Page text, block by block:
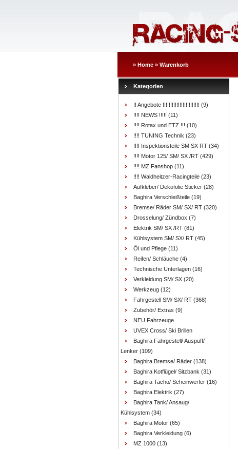
» Home » Warenkorb
Kategorien
!! Angebote !!!!!!!!!!!!!!!!!!!!!!!! (9)
!!!! NEWS !!!!! (11)
!!!! Rotax und ETZ !!! (10)
!!!! TUNING Technik (23)
!!!! Inspektionsteile SM SX RT (34)
!!!! Motor 125/ SM/ SX /RT (429)
!!!! MZ Fanshop (11)
!!!! Waldheitzer-Racingteile (23)
Aufkleber/ Dekofolie Sticker (28)
Baghira Verschleißteile (19)
Bremse/ Räder SM/ SX/ RT (320)
Drosselung/ Zündbox (7)
Elektrik SM/ SX /RT (81)
Kühlsystem SM/ SX/ RT (45)
Öl und Pflege (11)
Reifen/ Schläuche (4)
Technische Unterlagen (16)
Verkleidung SM/ SX (20)
Werkzeug (12)
Fahrgestell SM/ SX/ RT (368)
Zubehör/ Extras (9)
NEU Fahrzeuge
UVEX Cross/ Ski Brillen
Baghira Fahrgestell/ Auspuff/
Lenker (109)
Baghira Bremse/ Räder (138)
Baghira Kotflügel/ Sitzbank (31)
Baghira Tacho/ Scheinwerfer (16)
Baghira Elektrik (27)
Baghira Tank/ Ansaug/
Kühlsystem (34)
Baghira Motor (65)
Baghira Verkleidung (6)
MZ 1000 (13)